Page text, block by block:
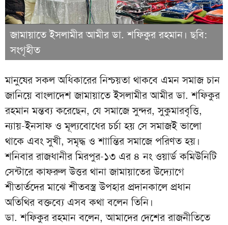
জামায়াতে ইসলামীর আমীর ডা. শফিকুর রহমান। ছবি:
সংগৃহীত
মানুষের সকল অধিকারের নিশ্চয়তা থাকবে এমন সমাজ চান
জানিয়ে বাংলাদেশ জামায়াতে ইসলামীর আমীর ডা. শফিকুর
রহমান মন্তব্য করেছেন, যে সমাজে সুন্দর, সুকুমারবৃত্তি,
ন্যায়-ইনসাফ ও মূল্যবোধের চর্চা হয় সে সমাজই ভালো
থাকে এবং সুখী, সমৃদ্ধ ও শাান্তির সমাজে পরিণত হয়।
শনিবার রাজধানীর মিরপুর-১৩ এর ৪ নং ওয়ার্ড কমিউনিটি
সেন্টারে কাফরুল উত্তর থানা জামায়াতের উদ্যোগে
শীতার্তদের মাঝে শীতবস্ত্র উপহার প্রদানকালে প্রধান
অতিথির বক্তব্যে এসব কথা বলেন তিনি।
ডা. শফিকুর রহমান বলেন, আমাদের দেশের রাজনীতিতে